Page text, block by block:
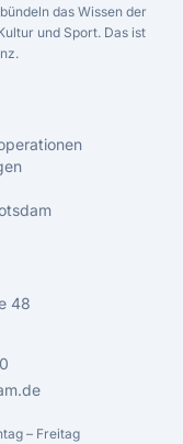
das Wissen der
und Sport. Das ist
48
– Freitag